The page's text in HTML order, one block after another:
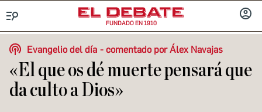
FUNDADO EN 1910
SESIÓN
Evangelio del día
comentado por Álex Navajas
«El que os dé muerte pensará que
da culto a Dios»